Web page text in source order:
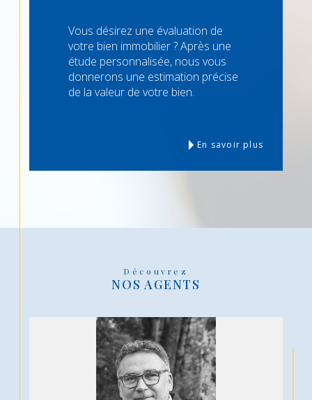
Vous désirez une évaluation de
votre bien immobilier ? Après une
étude personnalisée, nous vous
donnerons une estimation précise
de la valeur de votre bien.
En savoir plus
Découvrez
NOS AGENTS